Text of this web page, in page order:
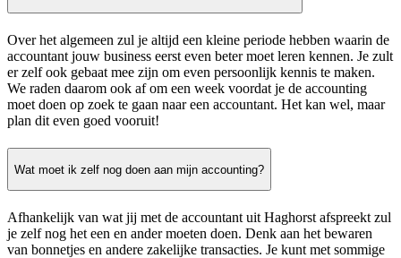
Over het algemeen zul je altijd een kleine periode hebben waarin de
accountant jouw business eerst even beter moet leren kennen. Je zult
er zelf ook gebaat mee zijn om even persoonlijk kennis te maken.
We raden daarom ook af om een week voordat je de accounting
moet doen op zoek te gaan naar een accountant. Het kan wel, maar
plan dit even goed vooruit!
Wat moet ik zelf nog doen aan mijn accounting?
Afhankelijk van wat jij met de accountant uit Haghorst afspreekt zul
je zelf nog het een en ander moeten doen. Denk aan het bewaren
van bonnetjes en andere zakelijke transacties. Je kunt met sommige